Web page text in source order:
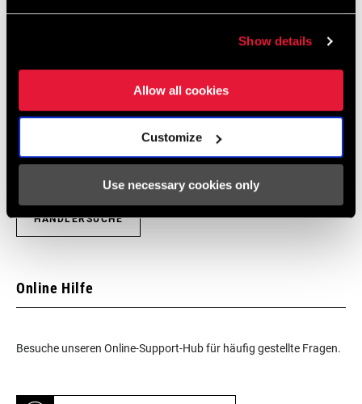
Show details
Allow all cookies
Customize
Use necessary cookies only
Wir empfehlen dir, deinen Fahrradladen vor Ort - insbesondere
einen autorisierten SRAM-Händler - aufzusuchen, um fachkundige
Beratung, Installation und Service für SRAM-Produkte zu erhalten.
HÄNDLERSUCHE
Online Hilfe
Besuche unseren Online-Support-Hub für häufig gestellte Fragen.